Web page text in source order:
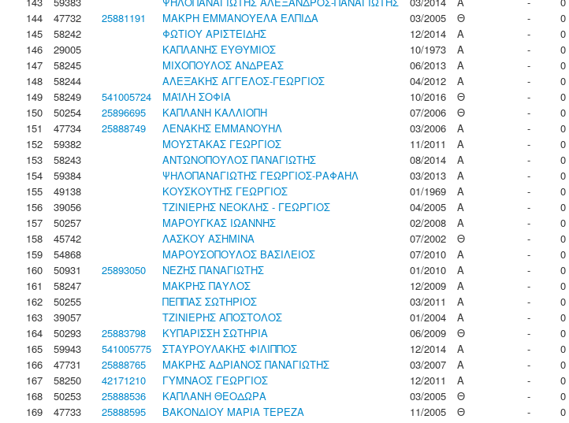
144
47732 25881191 ΜΑΚΡΗ ΕΜΜΑΝΟΥΕΛΑ ΕΛΠΙΔΑ 03/2005 Θ -
0
145
58242 ΦΩΤΙΟΥ ΑΡΙΣΤΕΙΔΗΣ 12/2014 Α -
0
146
29005 ΚΑΠΛΑΝΗΣ ΕΥΘΥΜΙΟΣ 10/1973 Α -
0
147
58245 ΜΙΧΟΠΟΥΛΟΣ ΑΝΔΡΕΑΣ 06/2013 Α -
0
148
58244 ΑΛΕΞΑΚΗΣ ΑΓΓΕΛΟΣ-ΓΕΩΡΓΙΟΣ 04/2012 Α -
0
149
58249 541005724 ΜΑΪΛΗ ΣΟΦΙΑ 10/2016 Θ -
0
150
50254 25896695 ΚΑΠΛΑΝΗ ΚΑΛΛΙΟΠΗ 07/2006 Θ -
0
151
47734 25888749 ΛΕΝΑΚΗΣ ΕΜΜΑΝΟΥΗΛ 03/2006 Α -
0
152
59382 ΜΟΥΣΤΑΚΑΣ ΓΕΩΡΓΙΟΣ 11/2011 Α -
0
153
58243 ΑΝΤΩΝΟΠΟΥΛΟΣ ΠΑΝΑΓΙΩΤΗΣ 08/2014 Α -
0
154
59384 ΨΗΛΟΠΑΝΑΓΙΩΤΗΣ ΓΕΩΡΓΙΟΣ-ΡΑΦΑΗΛ 03/2013 Α -
0
155
49138 ΚΟΥΣΚΟΥΤΗΣ ΓΕΩΡΓΙΟΣ 01/1969 Α -
0
156
39056 ΤΖΙΝΙΕΡΗΣ ΝΕΟΚΛΗΣ - ΓΕΩΡΓΙΟΣ 04/2005 Α -
0
157
50257 ΜΑΡΟΥΓΚΑΣ ΙΩΑΝΝΗΣ 02/2008 Α -
0
158
45742 ΛΑΣΚΟΥ ΑΣΗΜΙΝΑ 07/2002 Θ -
0
159
54868 ΜΑΡΟΥΣΟΠΟΥΛΟΣ ΒΑΣΙΛΕΙΟΣ 07/2010 Α -
0
160
50931 25893050 ΝΕΖΗΣ ΠΑΝΑΓΙΩΤΗΣ 01/2010 Α -
0
161
58247 ΜΑΚΡΗΣ ΠΑΥΛΟΣ 12/2009 Α -
0
162
50255 ΠΕΠΠΑΣ ΣΩΤΗΡΙΟΣ 03/2011 Α -
0
163
39057 ΤΖΙΝΙΕΡΗΣ ΑΠΟΣΤΟΛΟΣ 01/2004 Α -
0
164
50293 25883798 ΚΥΠΑΡΙΣΣΗ ΣΩΤΗΡΙΑ 06/2009 Θ -
0
165
59943 541005775 ΣΤΑΥΡΟΥΛΑΚΗΣ ΦΙΛΙΠΠΟΣ 12/2014 Α -
0
166
47731 25888765 ΜΑΚΡΗΣ ΑΔΡΙΑΝΟΣ ΠΑΝΑΓΙΩΤΗΣ 03/2007 Α -
0
167
58250 42171210 ΓΥΜΝΑΟΣ ΓΕΩΡΓΙΟΣ 12/2011 Α -
0
168
50253 25888536 ΚΑΠΛΑΝΗ ΘΕΟΔΩΡΑ 03/2005 Θ -
0
169
47733 25888595 ΒΑΚΟΝΔΙΟΥ ΜΑΡΙΑ ΤΕΡΕΖΑ 11/2005 Θ -
0